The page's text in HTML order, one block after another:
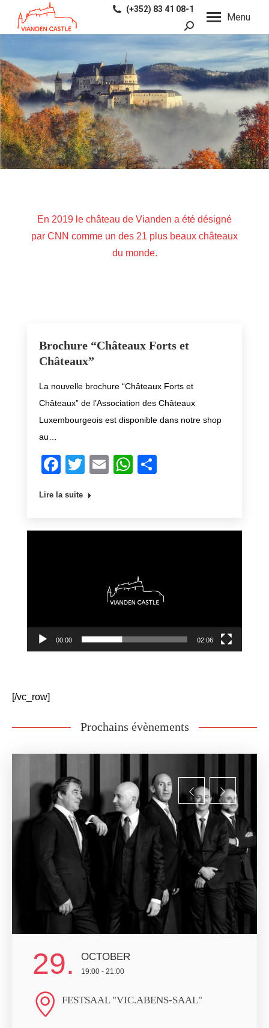
Menu
(+352) 83 41 08-1
Recherche
En 2019 le château de Vianden a été désigné
par CNN comme un des 21 plus beaux châteaux
du monde.
Brochure “Châteaux Forts et
Châteaux”
La nouvelle brochure “Châteaux Forts et
Châteaux” de l’Association des Châteaux
Luxembourgeois est disponible dans notre shop
au…
Facebook
Twitter
EmailWhatsApp
Lire la suite
00:00 02:06
[/vc_row]
Prochains évènements
29. OCTOBER
19:00 - 21:00
FESTSAAL "VIC.ABENS-SAAL"